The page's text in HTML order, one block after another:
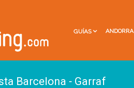
GUÍAS ANDORRA
Barcelona - Garraf